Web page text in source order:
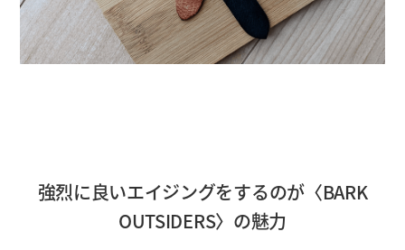
強烈に良いエイジングをするのが〈BARK
OUTSIDERS〉の魅力